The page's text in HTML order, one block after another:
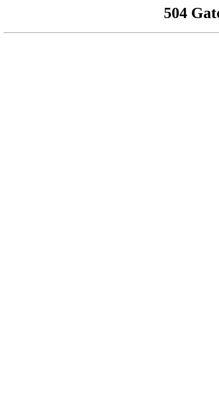
504